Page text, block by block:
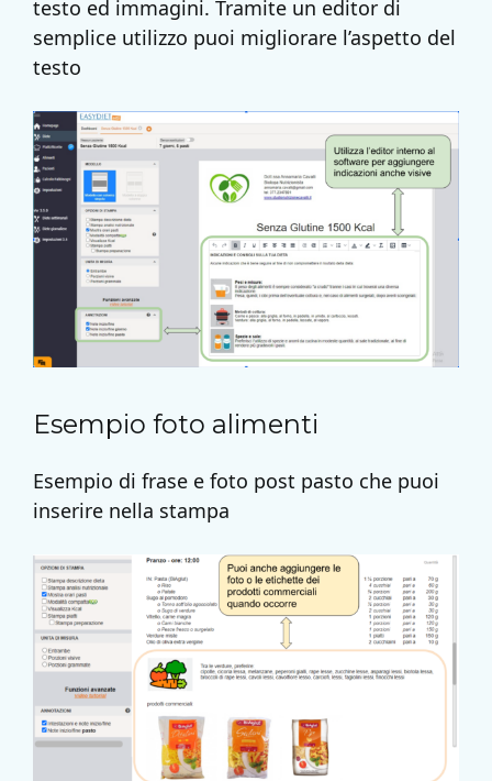
testo ed immagini. Tramite un editor di
semplice utilizzo puoi migliorare l’aspetto del
testo
Esempio foto alimenti
Esempio di frase e foto post pasto che puoi
inserire nella stampa